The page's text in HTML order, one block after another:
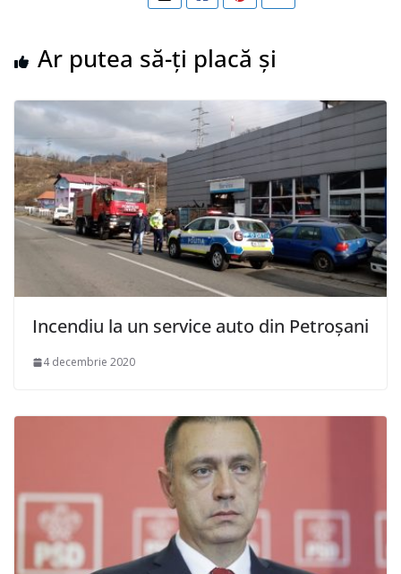
Ar putea să-ți placă și
Incendiu la un service auto din Petroșani
4 decembrie 2020